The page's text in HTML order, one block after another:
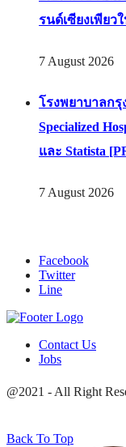
รนด์เซียงเพียว
7 August 2026
โรงพยาบาลกรุ
Specialized
และ Statista
7 August 2026
Facebook
Twitter
Line
Contact Us
Jobs
@2021 - All Right
Back To Top